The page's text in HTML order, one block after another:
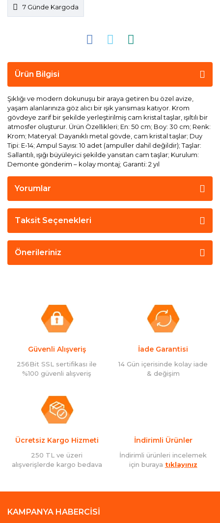
7 Günde Kargoda
Ürün Bilgisi
Şıklığı ve modern dokunuşu bir araya getiren bu özel avize,
yaşam alanlarınıza göz alıcı bir ışık yansıması katıyor. Krom
gövdeye zarif bir şekilde yerleştirilmiş cam kristal taşlar, ışıltılı bir
atmosfer oluşturur. Ürün Özellikleri; En: 50 cm; Boy: 30 cm; Renk:
Krom; Materyal: Dayanıklı metal gövde, cam kristal taşlar; Duy
Tipi: E-14; Ampul Sayısı: 10 adet (ampuller dahil değildir); Taşlar:
Sallantılı, ışığı büyüleyici şekilde yansıtan cam taşlar; Kurulum:
Demonte gönderim – kolay montaj; Garanti: 2 yıl
Yorumlar
Taksit Seçenekleri
Önerileriniz
Güvenli Alışveriş
256Bit SSL sertifikası ile
%100 güvenli alışveriş
İade Garantisi
14 Gün içerisinde kolay iade
& değişim
Ücretsiz Kargo Hizmeti
250 TL ve üzeri
alışverişlerde kargo bedava
İndirimli Ürünler
İndirimli ürünleri incelemek
için buraya tıklayınız
KAMPANYA HABERCİSİ